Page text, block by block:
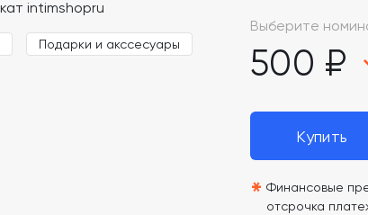
Подарки и акссесуары
Выберите
500 ₽
Купить
* Финансовые
отсрочка